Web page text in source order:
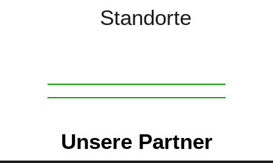
Standorte
Unsere Partner